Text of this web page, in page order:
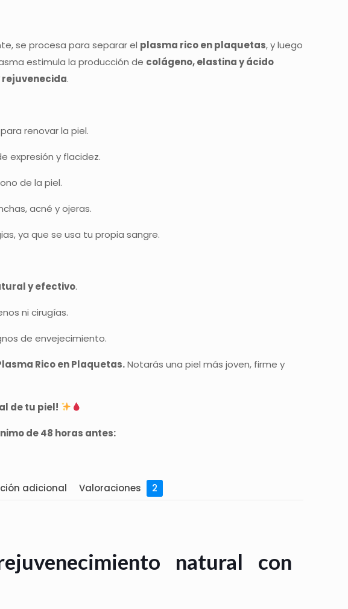
se procesa para separar el plasma rico en plaquetas, y luego
estimula la producción de colágeno, elastina y ácido
rejuvenecida.
renovar la piel.
expresión y flacidez.
de la piel.
acné y ojeras.
ya que se usa tu propia sangre.
y efectivo.
ni cirugías.
de envejecimiento.
Rico en Plaquetas.Notarás una piel más joven, firme y
de tu piel!
de 48 horas antes:
adicional Valoraciones 2
natural con